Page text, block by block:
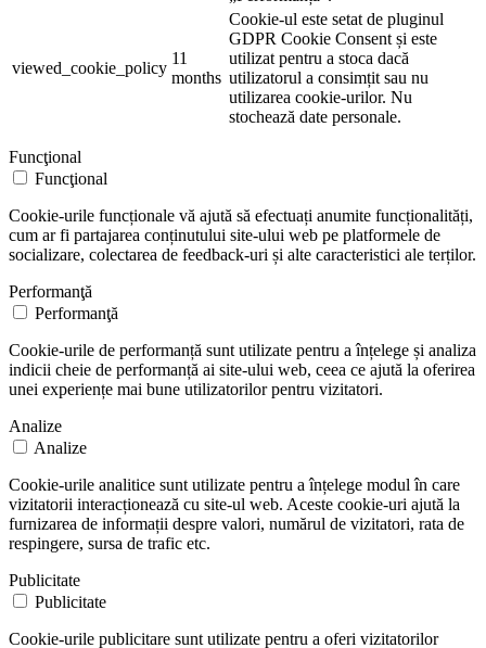
viewed_cookie_policy
11
months
Cookie-ul este setat de pluginul
GDPR Cookie Consent și este
utilizat pentru a stoca dacă
utilizatorul a consimțit sau nu
utilizarea cookie-urilor. Nu
stochează date personale.
Funcţional
Funcţional
Cookie-urile funcționale vă ajută să efectuați anumite funcționalități,
cum ar fi partajarea conținutului site-ului web pe platformele de
socializare, colectarea de feedback-uri și alte caracteristici ale terților.
Performanţă
Performanţă
Cookie-urile de performanță sunt utilizate pentru a înțelege și analiza
indicii cheie de performanță ai site-ului web, ceea ce ajută la oferirea
unei experiențe mai bune utilizatorilor pentru vizitatori.
Analize
Analize
Cookie-urile analitice sunt utilizate pentru a înțelege modul în care
vizitatorii interacționează cu site-ul web. Aceste cookie-uri ajută la
furnizarea de informații despre valori, numărul de vizitatori, rata de
respingere, sursa de trafic etc.
Publicitate
Publicitate
Cookie-urile publicitare sunt utilizate pentru a oferi vizitatorilor